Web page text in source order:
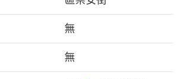
無
無